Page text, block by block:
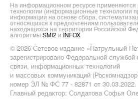
На информационном ресурсе применяются
технологии (информационные технологии
информации на основе сбора,
относящихся к предпочтениям
находящихся на территории Российской
алгоритмы SMI2 и INFOX
© 2026 Сетевое издание «Патрульный
зарегистрировано Федеральной
связи, информационных технологий
и массовых коммуникаций
номер ЭЛ № ФС 77 - 82871 от 30.03.2022.
Главный редактор: Солдатова Софья